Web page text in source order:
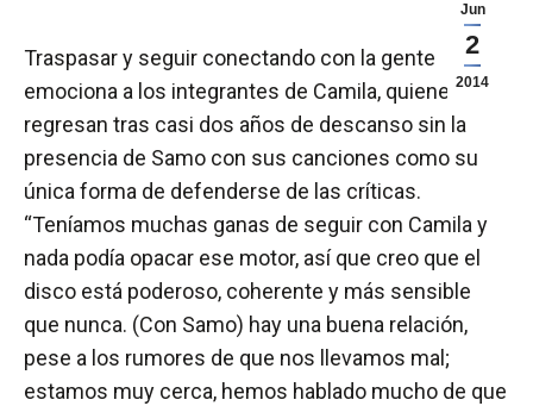
Jun
2
2014
Traspasar y seguir conectando con la gente
emociona a los integrantes de Camila, quienes
regresan tras casi dos años de descanso sin la
presencia de Samo con sus canciones como su
única forma de defenderse de las críticas.
“Teníamos muchas ganas de seguir con Camila y
nada podía opacar ese motor, así que creo que el
disco está poderoso, coherente y más sensible
que nunca. (Con Samo) hay una buena relación,
pese a los rumores de que nos llevamos mal;
estamos muy cerca, hemos hablado mucho de que